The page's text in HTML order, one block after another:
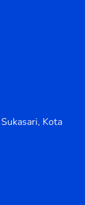
Kota